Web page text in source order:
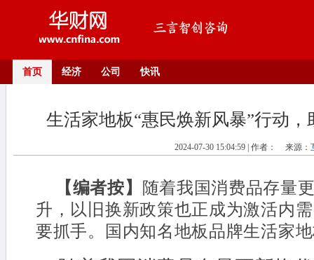
首页 经济 公司 快讯
生活家地板“惠民焕新风暴”行动
2024-07-30 15:04:59 | 作者： 来源：
【编者按】 随着我国消费品存量
升，以旧换新政策也正成为激活内
要抓手。国内知名地板品牌生活家